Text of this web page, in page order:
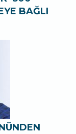
BAĞLI